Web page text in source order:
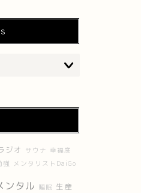
ジオ サウナ 幸福度
強 メンタリストDaiGo
ンタル 睡眠 生産